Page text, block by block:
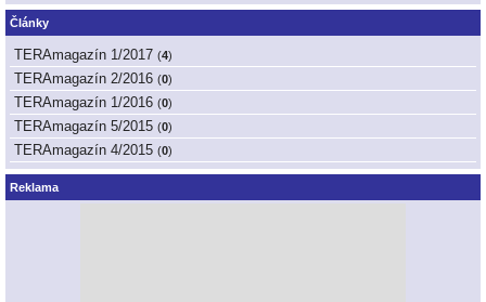
Články
TERAmagazín 1/2017 (4)
TERAmagazín 2/2016 (0)
TERAmagazín 1/2016 (0)
TERAmagazín 5/2015 (0)
TERAmagazín 4/2015 (0)
Reklama